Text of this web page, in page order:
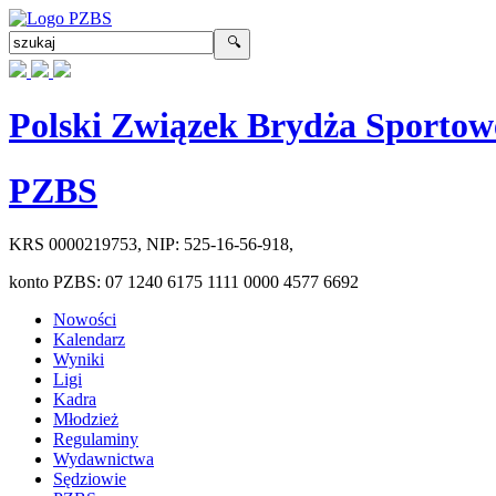
Polski Związek Brydża
PZBS
KRS 0000219753, NIP: 525-16-56-918,
konto PZBS: 07 1240 6175 1111 0000 4577 6692
Nowości
Kalendarz
Wyniki
Ligi
Kadra
Młodzież
Regulaminy
Wydawnictwa
Sędziowie